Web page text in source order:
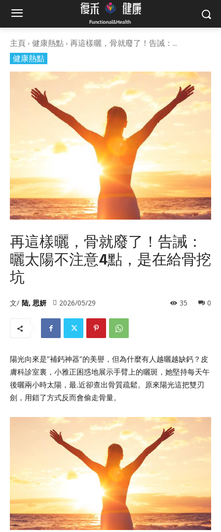
主頁 健康熱點 再這樣曬，骨就廢了！告誡：...
健康熱點
再這樣曬，骨就廢了！告誡：
曬太陽不注意4點，是在給骨挖
坑
文/ 陆, 思妍 2026/05/29 0
35
陽光向來是”補鈣神器”的美譽，但為什麼有人越曬越缺鈣？皮
膚科診室裏，小雅正困惑地展示手臂上的曬斑，她堅持每天午
後曬兩小時太陽，最.近卻查出骨質疏鬆。原來陽光這把雙刃
劍，用錯了方式反而會偷走骨量。